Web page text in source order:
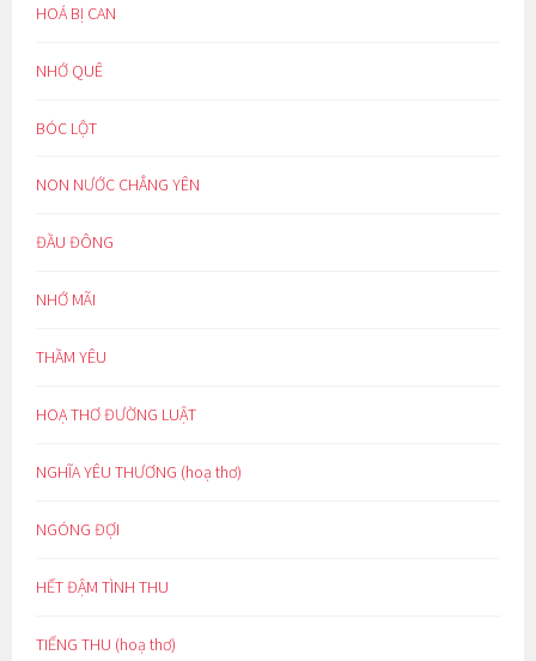
HOÁ BỊ CAN
NHỚ QUÊ
BÓC LỘT
NON NƯỚC CHẲNG YÊN
ĐẦU ĐÔNG
NHỚ MÃI
THẦM YÊU
HOẠ THƠ ĐƯỜNG LUẬT
NGHĨA YÊU THƯƠNG (hoạ thơ)
NGÓNG ĐỢI
HẾT ĐẬM TÌNH THU
TIẾNG THU (hoạ thơ)